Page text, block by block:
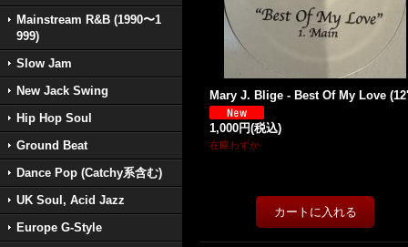
Mainstream R&B (1990〜1
999)
Slow Jam
New Jack Swing
Hip Hop Soul
Ground Beat
Dance Pop (Catchy系含む)
UK Soul, Acid Jazz
Europe G-Style
Mary J. Blige - Best Of My Love
1,000円(税込)
在庫わずか